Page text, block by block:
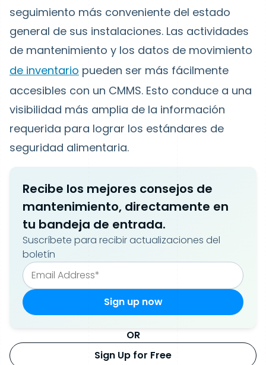
seguimiento más conveniente del estado
general de sus instalaciones. Las actividades
de mantenimiento y los datos de movimiento
de inventario pueden ser más fácilmente
accesibles con un CMMS. Esto conduce a una
visibilidad más amplia de la información
requerida para lograr los estándares de
seguridad alimentaria.
Recibe los mejores consejos de
mantenimiento, directamente en
tu bandeja de entrada.
Suscríbete para recibir actualizaciones del
boletín
OR
Sign Up for Free